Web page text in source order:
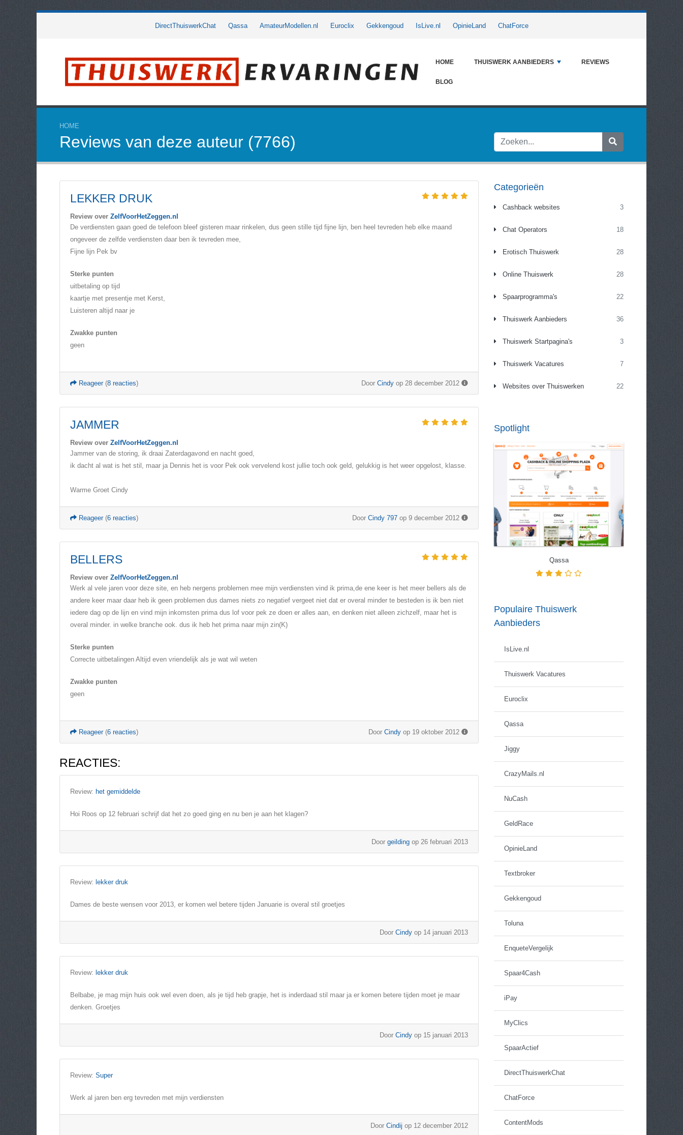
DirectThuiswerkChat Qassa AmateurModellen.nl Euroclix Gekkengoud IsLive.nl OpinieLand ChatForce
HOME THUISWERK AANBIEDERS REVIEWS
BLOG
HOME
Reviews van deze auteur (7766)
Categorieën
Cashback websites 3
Chat Operators 18
Erotisch Thuiswerk 28
Online Thuiswerk 28
Spaarprogramma's 22
Thuiswerk Aanbieders 36
Thuiswerk Startpagina's 3
Thuiswerk Vacatures 7
Websites over Thuiswerken 22
Spotlight
Qassa
Populaire Thuiswerk
Aanbieders
IsLive.nl
Thuiswerk Vacatures
Euroclix
Qassa
Jiggy
CrazyMails.nl
NuCash
GeldRace
OpinieLand
Textbroker
Gekkengoud
Toluna
EnqueteVergelijk
Spaar4Cash
iPay
MyClics
SpaarActief
DirectThuiswerkChat
ChatForce
ContentMods
LEKKER DRUK
Review over ZelfVoorHetZeggen.nl
De verdiensten gaan goed de telefoon bleef gisteren maar rinkelen, dus geen stille tijd fijne lijn, ben heel tevreden heb elke maand
ongeveer de zelfde verdiensten daar ben ik tevreden mee,
Fijne lijn Pek bv
Sterke punten
uitbetaling op tijd
kaartje met presentje met Kerst,
Luisteren altijd naar je
Zwakke punten
geen
Door Cindy op 28 december 2012
Reageer(8 reacties)
JAMMER
Review over ZelfVoorHetZeggen.nl
Jammer van de storing, ik draai Zaterdagavond en nacht goed,
ik dacht al wat is het stil, maar ja Dennis het is voor Pek ook vervelend kost jullie toch ook geld, gelukkig is het weer opgelost, klasse.
Warme Groet Cindy
Door Cindy 797 op 9 december 2012
Reageer(6 reacties)
BELLERS
Review over ZelfVoorHetZeggen.nl
Werk al vele jaren voor deze site, en heb nergens problemen mee mijn verdiensten vind ik prima,de ene keer is het meer bellers als de
andere keer maar daar heb ik geen problemen dus dames niets zo negatief vergeet niet dat er overal minder te besteden is ik ben niet
iedere dag op de lijn en vind mijn inkomsten prima dus lof voor pek ze doen er alles aan, en denken niet alleen zichzelf, maar het is
overal minder. in welke branche ook. dus ik heb het prima naar mijn zin(K)
Sterke punten
Correcte uitbetalingen Altijd even vriendelijk als je wat wil weten
Zwakke punten
geen
Door Cindy op 19 oktober 2012
Reageer(6 reacties)
REACTIES:
Review: het gemiddelde
Hoi Roos op 12 februari schrijf dat het zo goed ging en nu ben je aan het klagen?
Door geilding op 26 februari 2013
Review: lekker druk
Dames de beste wensen voor 2013, er komen wel betere tijden Januarie is overal stil groetjes
Door Cindy op 14 januari 2013
Review: lekker druk
Belbabe, je mag mijn huis ook wel even doen, als je tijd heb grapje, het is inderdaad stil maar ja er komen betere tijden moet je maar
denken. Groetjes
Door Cindy op 15 januari 2013
Review: Super
Werk al jaren ben erg tevreden met mijn verdiensten
Door Cindij op 12 december 2012